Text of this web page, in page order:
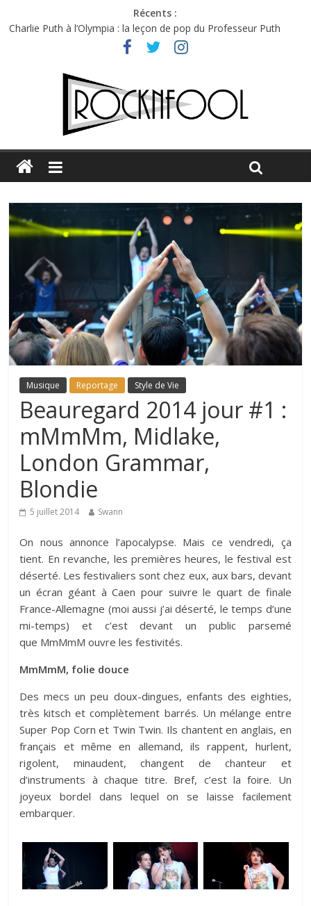
Récents :
Charlie Puth à l’Olympia : la leçon de pop du Professeur Puth
Festival Triptyque : un nouveau festival de musique indépendant
Hellfest 2026 vendredi : température et émotions en hausse
Hellfest 2026 jeudi : impossible de choisir entre chaleur et bonne
Première édition du Midgard Festival : entre bière, métal et
Musique Reportage Style de Vie
Beauregard 2014 jour #1 :
mMmMm, Midlake,
London Grammar,
Blondie
5 juillet 2014 Swann
On nous annonce l’apocalypse. Mais ce vendredi, ça
tient. En revanche, les premières heures, le festival est
déserté. Les festivaliers sont chez eux, aux bars, devant
un écran géant à Caen pour suivre le quart de finale
France-Allemagne (moi aussi j’ai déserté, le temps d’une
mi-temps) et c’est devant un public parsemé
que MmMmM ouvre les festivités.
MmMmM, folie douce
Des mecs un peu doux-dingues, enfants des eighties,
très kitsch et complètement barrés. Un mélange entre
Super Pop Corn et Twin Twin. Ils chantent en anglais, en
français et même en allemand, ils rappent, hurlent,
rigolent, minaudent, changent de chanteur et
d’instruments à chaque titre. Bref, c’est la foire. Un
joyeux bordel dans lequel on se laisse facilement
embarquer.